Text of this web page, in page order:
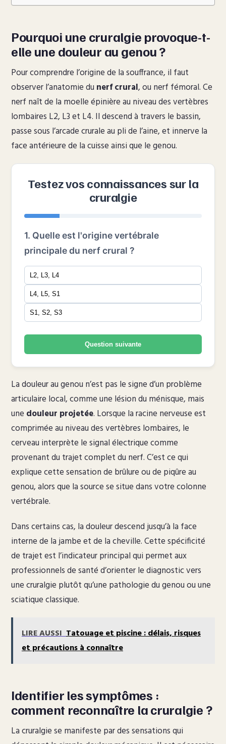
Pourquoi une cruralgie provoque-t-
elle une douleur au genou ?
Pour comprendre l’origine de la souffrance, il faut
observer l’anatomie du nerf crural, ou nerf fémoral. Ce
nerf naît de la moelle épinière au niveau des vertèbres
lombaires L2, L3 et L4. Il descend à travers le bassin,
passe sous l’arcade crurale au pli de l’aine, et innerve la
face antérieure de la cuisse ainsi que le genou.
Testez vos connaissances sur la
cruralgie
1. Quelle est l'origine vertébrale
principale du nerf crural ?
L2, L3, L4
L4, L5, S1
S1, S2, S3
Question suivante
La douleur au genou n’est pas le signe d’un problème
articulaire local, comme une lésion du ménisque, mais
une douleur projetée. Lorsque la racine nerveuse est
comprimée au niveau des vertèbres lombaires, le
cerveau interprète le signal électrique comme
provenant du trajet complet du nerf. C’est ce qui
explique cette sensation de brûlure ou de piqûre au
genou, alors que la source se situe dans votre colonne
vertébrale.
Dans certains cas, la douleur descend jusqu’à la face
interne de la jambe et de la cheville. Cette spécificité
de trajet est l’indicateur principal qui permet aux
professionnels de santé d’orienter le diagnostic vers
une cruralgie plutôt qu’une pathologie du genou ou une
sciatique classique.
LIRE AUSSI Tatouage et piscine : délais, risques
et précautions à connaître
Identifier les symptômes :
comment reconnaître la cruralgie ?
La cruralgie se manifeste par des sensations qui